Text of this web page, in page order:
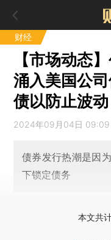
财经
【市场动态
涌入美国公
债以防止波动
2024年09月04日 09:09
债券发行热潮是因
下锁定债务
本文共